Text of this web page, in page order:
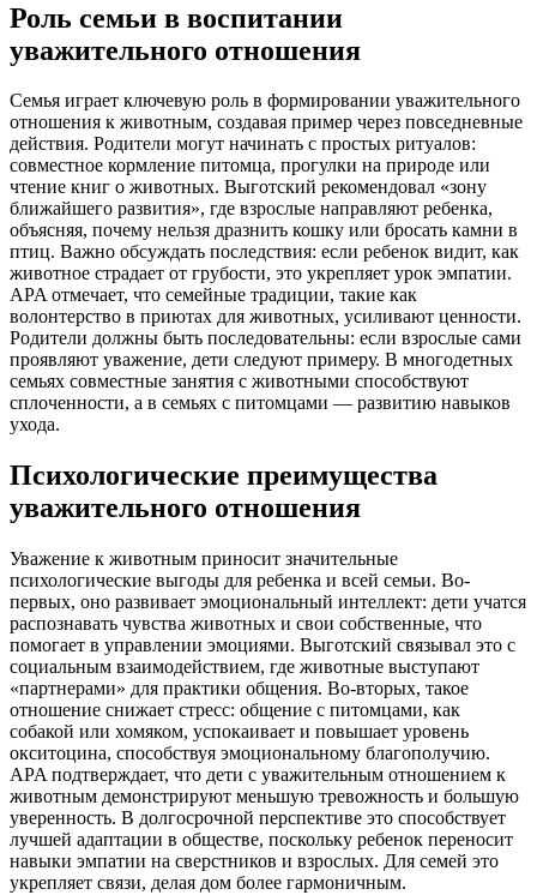
Роль семьи в воспитании
уважительного отношения
Семья играет ключевую роль в формировании уважительного
отношения к животным, создавая пример через повседневные
действия. Родители могут начинать с простых ритуалов:
совместное кормление питомца, прогулки на природе или
чтение книг о животных. Выготский рекомендовал «зону
ближайшего развития», где взрослые направляют ребенка,
объясняя, почему нельзя дразнить кошку или бросать камни в
птиц. Важно обсуждать последствия: если ребенок видит, как
животное страдает от грубости, это укрепляет урок эмпатии.
APA отмечает, что семейные традиции, такие как
волонтерство в приютах для животных, усиливают ценности.
Родители должны быть последовательны: если взрослые сами
проявляют уважение, дети следуют примеру. В многодетных
семьях совместные занятия с животными способствуют
сплоченности, а в семьях с питомцами — развитию навыков
ухода.
Психологические преимущества
уважительного отношения
Уважение к животным приносит значительные
психологические выгоды для ребенка и всей семьи. Во-
первых, оно развивает эмоциональный интеллект: дети учатся
распознавать чувства животных и свои собственные, что
помогает в управлении эмоциями. Выготский связывал это с
социальным взаимодействием, где животные выступают
«партнерами» для практики общения. Во-вторых, такое
отношение снижает стресс: общение с питомцами, как
собакой или хомяком, успокаивает и повышает уровень
окситоцина, способствуя эмоциональному благополучию.
APA подтверждает, что дети с уважительным отношением к
животным демонстрируют меньшую тревожность и большую
уверенность. В долгосрочной перспективе это способствует
лучшей адаптации в обществе, поскольку ребенок переносит
навыки эмпатии на сверстников и взрослых. Для семей это
укрепляет связи, делая дом более гармоничным.